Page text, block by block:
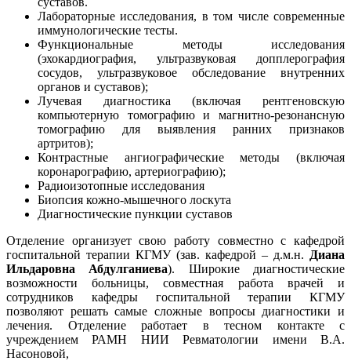
Лабораторные исследования, в том числе современные
иммунологические тесты.
Функциональные методы исследования
(эхокардиография, ультразвуковая допплерография
сосудов, ультразвуковое обследование внутренних
органов и суставов);
Лучевая диагностика (включая рентгеновскую
компьютерную томографию и магнитно-резонансную
томографию для выявления ранних признаков
артритов);
Контрастные ангиографические методы (включая
коронарографию, артериографию);
Радиоизотопные исследования
Биопсия кожно-мышечного лоскута
Диагностические пункции суставов
Отделение организует свою работу совместно с кафедрой
госпитальной терапии КГМУ (зав. кафедрой – д.м.н. Диана
Ильдаровна Абдулганиева). Широкие диагностические
возможности больницы, совместная работа врачей и
сотрудников кафедры госпитальной терапии КГМУ
позволяют решать самые сложные вопросы диагностики и
лечения. Отделение работает в тесном контакте с
учреждением РАМН НИИ Ревматологии имени В.А.
Насоновой,